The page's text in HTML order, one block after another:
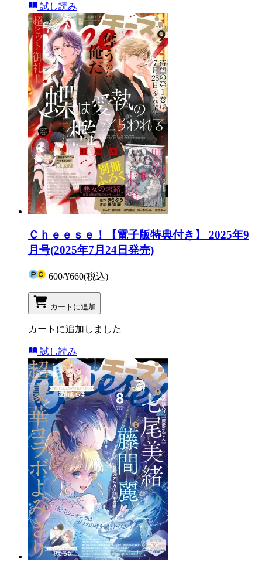
試し読み
Ｃｈｅｅｓｅ！【電子版特典付き】 2025年9
月号(2025年7月24日発売)
600/¥660(税込)
カートに追加
カートに追加しました
試し読み